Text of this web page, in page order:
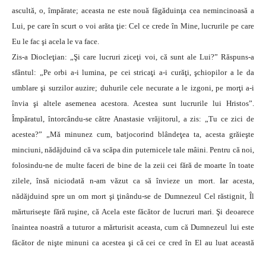
ascultă, o, împărate; aceasta ne este nouă făgăduinţa cea nemincinoasă a
Lui, pe care în scurt o voi arăta ţie: Cel ce crede în Mine, lucrurile pe care
Eu le fac şi acela le va face.
Zis-a Diocleţian: „Şi care lucruri ziceţi voi, că sunt ale Lui?” Răspuns-a
sfântul: „Pe orbi a-i lumina, pe cei stricaţi a-i curăţi, şchiopilor a le da
umblare şi surzilor auzire; duhurile cele necurate a le izgoni, pe morţi a-i
învia şi altele asemenea acestora. Acestea sunt lucrurile lui Hristos”.
Împăratul, întorcându-se către Anastasie vrăjitorul, a zis: „Tu ce zici de
acestea?” „Mă minunez cum, batjocorind blândeţea ta, acesta grăieşte
minciuni, nădăjduind că va scăpa din puternicele tale mâini. Pentru că noi,
folosindu-ne de multe faceri de bine de la zeii cei fără de moarte în toate
zilele, însă niciodată n-am văzut ca să învieze un mort. Iar acesta,
nădăjduind spre un om mort şi ţinându-se de Dumnezeul Cel răstignit, Îl
mărturiseşte fără ruşine, că Acela este făcător de lucruri mari. Şi deoarece
înaintea noastră a tuturor a mărturisit aceasta, cum că Dumnezeul lui este
făcător de nişte minuni ca acestea şi că cei ce cred în El au luat această